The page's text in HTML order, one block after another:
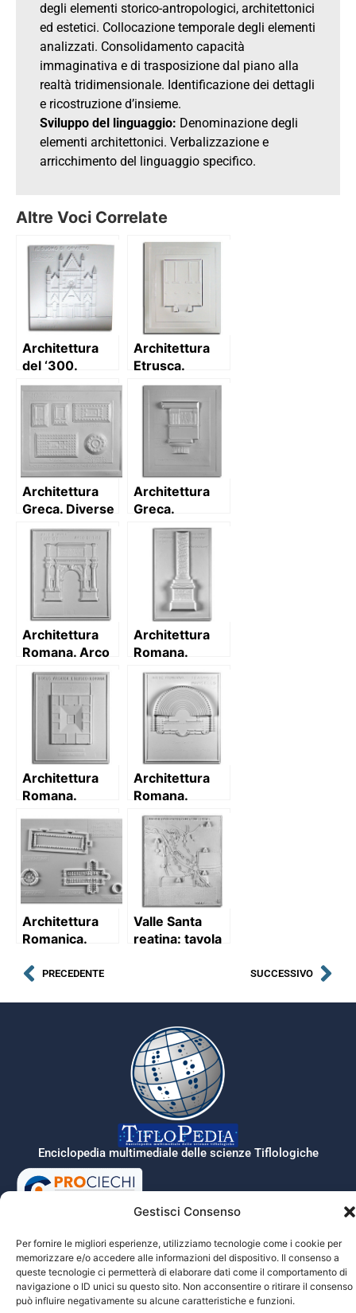
Gestisci Consenso
Per fornire le migliori esperienze, utilizziamo tecnologie come i cookie per
memorizzare e/o accedere alle informazioni del dispositivo. Il consenso a
queste tecnologie ci permetterà di elaborare dati come il comportamento di
navigazione o ID unici su questo sito. Non acconsentire o ritirare il consenso
può influire negativamente su alcune caratteristiche e funzioni.
degli elementi storico-antropologici, architettonici
ed estetici. Collocazione temporale degli elementi
analizzati. Consolidamento capacità
immaginativa e di trasposizione dal piano alla
realtà tridimensionale. Identificazione dei dettagli
e ricostruzione d’insieme.
Sviluppo del linguaggio: Denominazione degli
elementi architettonici. Verbalizzazione e
arricchimento del linguaggio specifico.
Altre Voci Correlate
Architettura
del ‘300.
Duomo di
Orvieto:
prospetto con
descrizione
Architettura
Etrusca.
Tempietto
etrusco
secondo
Vitruvio: pianta
e prospetto
Architettura
Greca. Diverse
tipologie
architettoniche
di tempio:
piante
Architettura
Greca.
Trabeazione
Architettura
Romana. Arco
di Tito (I sec.
d.C.):
prospetto
Architettura
Romana.
Colonna
Traiana
(Roma): base e
colonna
(tronca):
prospetto
Architettura
Romana.
etrusco-
romana: pianta
Architettura
Romana.
Teatro di
Marcello (I sec.
a.C.) – Roma:
pianta
Architettura
Romanica.
Miracoli (Pisa):
Valle Santa
reatina: tavola
PRECEDENTE SUCCESSIVO
Tiflopedia è un sito della Federazione
Onlus
Privacy
Enciclopedia multimediale delle scienze Tiflologiche
© 2026 Prociechi.it. Tutti i diritti riservati.